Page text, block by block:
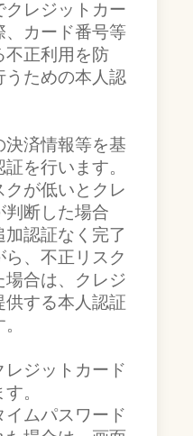
クレジットカー
、カード番号等
不正利用を防
うための本人認
決済情報等を基
を行います。
が低いとクレ
判断した場合
認証なく完了
ら、不正リスク
合は、クレジ
供する本人認証
ジットカード
。
ムパスワード